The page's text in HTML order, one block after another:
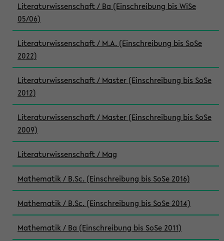
Literaturwissenschaft / Ba (Einschreibung bis WiSe
05/06)
Literaturwissenschaft / M.A. (Einschreibung bis SoSe
2022)
Literaturwissenschaft / Master (Einschreibung bis SoSe
2012)
Literaturwissenschaft / Master (Einschreibung bis SoSe
2009)
Literaturwissenschaft / Mag
Mathematik / B.Sc. (Einschreibung bis SoSe 2016)
Mathematik / B.Sc. (Einschreibung bis SoSe 2014)
Mathematik / Ba (Einschreibung bis SoSe 2011)